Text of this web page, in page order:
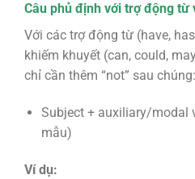
Câu phủ định với trợ động
Với các trợ động từ (have,
khiếm khuyết (can, could,
chỉ cần thêm “not” sau chúng:
Subject + auxiliary/modal
mẫu)
Ví dụ: